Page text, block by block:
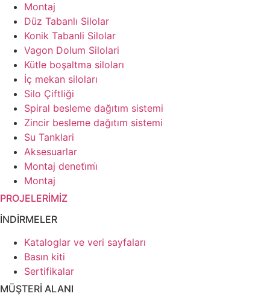
Montaj
Düz Tabanlı Silolar
Konik Tabanli Silolar
Vagon Dolum Silolari
Kütle boşaltma siloları
İç mekan siloları
Silo Çiftliği
Spiral besleme dağıtım sistemi
Zincir besleme dağıtım sistemi
Su Tanklari
Aksesuarlar
Montaj deneti̇mi̇
Montaj
PROJELERİMİZ
İNDİRMELER
Kataloglar ve veri sayfaları
Basın kiti
Sertifikalar
MÜŞTERİ ALANI